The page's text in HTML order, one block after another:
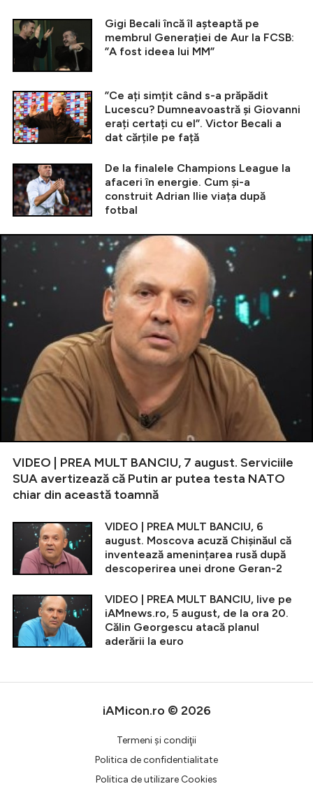
Gigi Becali încă îl așteaptă pe
membrul Generației de Aur la FCSB:
”A fost ideea lui MM”
”Ce ați simțit când s-a prăpădit
Lucescu? Dumneavoastră și Giovanni
erați certați cu el”. Victor Becali a
dat cărțile pe față
De la finalele Champions League la
afaceri în energie. Cum și-a
construit Adrian Ilie viața după
fotbal
VIDEO | PREA MULT BANCIU, 7 august. Serviciile
SUA avertizează că Putin ar putea testa NATO
chiar din această toamnă
VIDEO | PREA MULT BANCIU, 6
august. Moscova acuză Chișinăul că
inventează amenințarea rusă după
descoperirea unei drone Geran-2
VIDEO | PREA MULT BANCIU, live pe
iAMnews.ro, 5 august, de la ora 20.
Călin Georgescu atacă planul
aderării la euro
iAMicon.ro © 2026
Termeni şi condiţii
Politica de confidentialitate
Politica de utilizare Cookies